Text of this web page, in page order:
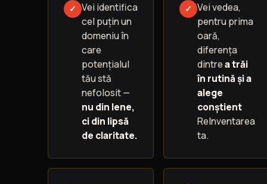
✓
Vei identifica
cel puțin un
domeniu în
care
potențialul
tău stă
nefolosit —
nu din lene,
ci din lipsă
de claritate.
✓
Vei vedea,
pentru prima
oară,
diferența
dintrea trăi
în rutină și a
alege
conștient
ReInventarea
ta.